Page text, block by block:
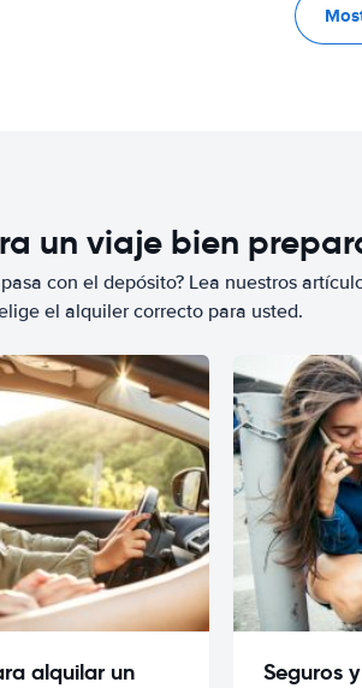
un viaje bien
con el depósito? Lea nuestros
el alquiler correcto para usted.
alquilar un
Seguros